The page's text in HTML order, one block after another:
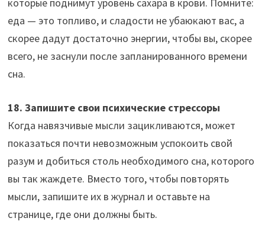
которые поднимут уровень сахара в крови. Помните:
еда — это топливо, и сладости не убаюкают вас, а
скорее дадут достаточно энергии, чтобы вы, скорее
всего, не заснули после запланированного времени
сна.
18. Запишите свои психические стрессоры
Когда навязчивые мысли зацикливаются, может
показаться почти невозможным успокоить свой
разум и добиться столь необходимого сна, которого
вы так жаждете. Вместо того, чтобы повторять
мысли, запишите их в журнал и оставьте на
странице, где они должны быть.